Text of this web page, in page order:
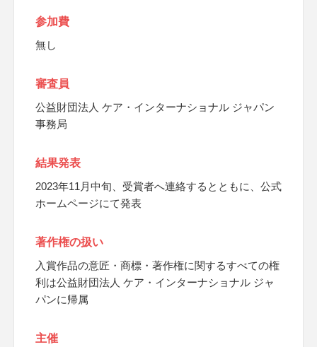
参加費
無し
審査員
公益財団法人 ケア・インターナショナル ジャパン
事務局
結果発表
2023年11月中旬、受賞者へ連絡するとともに、公式
ホームページにて発表
著作権の扱い
入賞作品の意匠・商標・著作権に関するすべての権
利は公益財団法人 ケア・インターナショナル ジャ
パンに帰属
主催